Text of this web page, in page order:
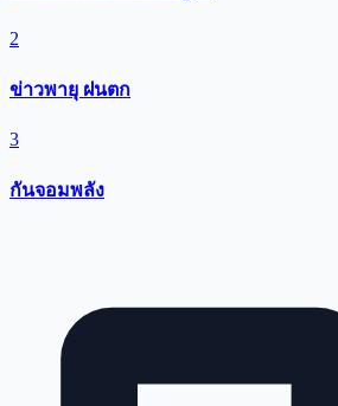
2
ข่าวพายุ ฝนตก
3
กันจอมพลัง